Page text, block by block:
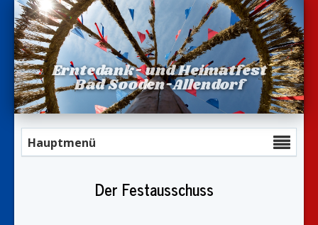
Erntedank- und Heimatfest
Bad Sooden-Allendorf
Hauptmenü
Der Festausschuss